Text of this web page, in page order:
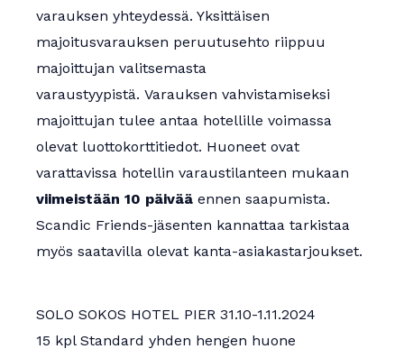
varauksen yhteydessä. Yksittäisen
majoitusvarauksen peruutusehto riippuu
majoittujan valitsemasta
varaustyypistä. Varauksen vahvistamiseksi
majoittujan tulee antaa hotellille voimassa
olevat luottokorttitiedot. Huoneet ovat
varattavissa hotellin varaustilanteen mukaan
viimeistään 10 päivää ennen saapumista.
Scandic Friends-jäsenten kannattaa tarkistaa
myös saatavilla olevat kanta-asiakastarjoukset.
SOLO SOKOS HOTEL PIER 31.10-1.11.2024
15 kpl Standard yhden hengen huone